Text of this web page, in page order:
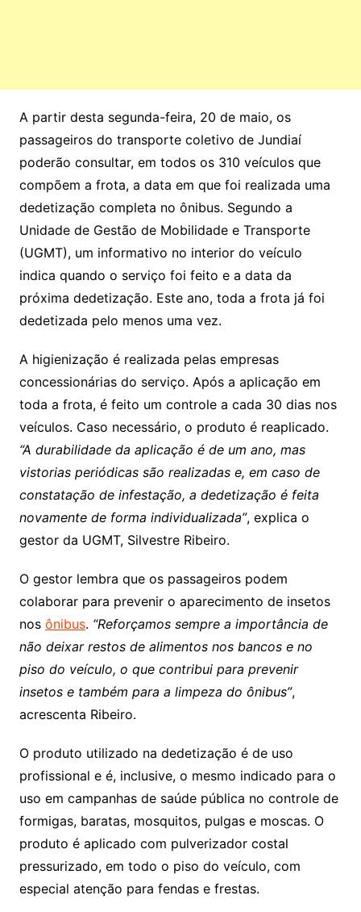
A partir desta segunda-feira, 20 de maio, os
passageiros do transporte coletivo de Jundiaí
poderão consultar, em todos os 310 veículos que
compõem a frota, a data em que foi realizada uma
dedetização completa no ônibus. Segundo a
Unidade de Gestão de Mobilidade e Transporte
(UGMT), um informativo no interior do veículo
indica quando o serviço foi feito e a data da
próxima dedetização. Este ano, toda a frota já foi
dedetizada pelo menos uma vez.
A higienização é realizada pelas empresas
concessionárias do serviço. Após a aplicação em
toda a frota, é feito um controle a cada 30 dias nos
veículos. Caso necessário, o produto é reaplicado.
“A durabilidade da aplicação é de um ano, mas
vistorias periódicas são realizadas e, em caso de
constatação de infestação, a dedetização é feita
novamente de forma individualizada”, explica o
gestor da UGMT, Silvestre Ribeiro.
O gestor lembra que os passageiros podem
colaborar para prevenir o aparecimento de insetos
nos ônibus. “Reforçamos sempre a importância de
não deixar restos de alimentos nos bancos e no
piso do veículo, o que contribui para prevenir
insetos e também para a limpeza do ônibus”,
acrescenta Ribeiro.
O produto utilizado na dedetização é de uso
profissional e é, inclusive, o mesmo indicado para o
uso em campanhas de saúde pública no controle de
formigas, baratas, mosquitos, pulgas e moscas. O
produto é aplicado com pulverizador costal
pressurizado, em todo o piso do veículo, com
especial atenção para fendas e frestas.